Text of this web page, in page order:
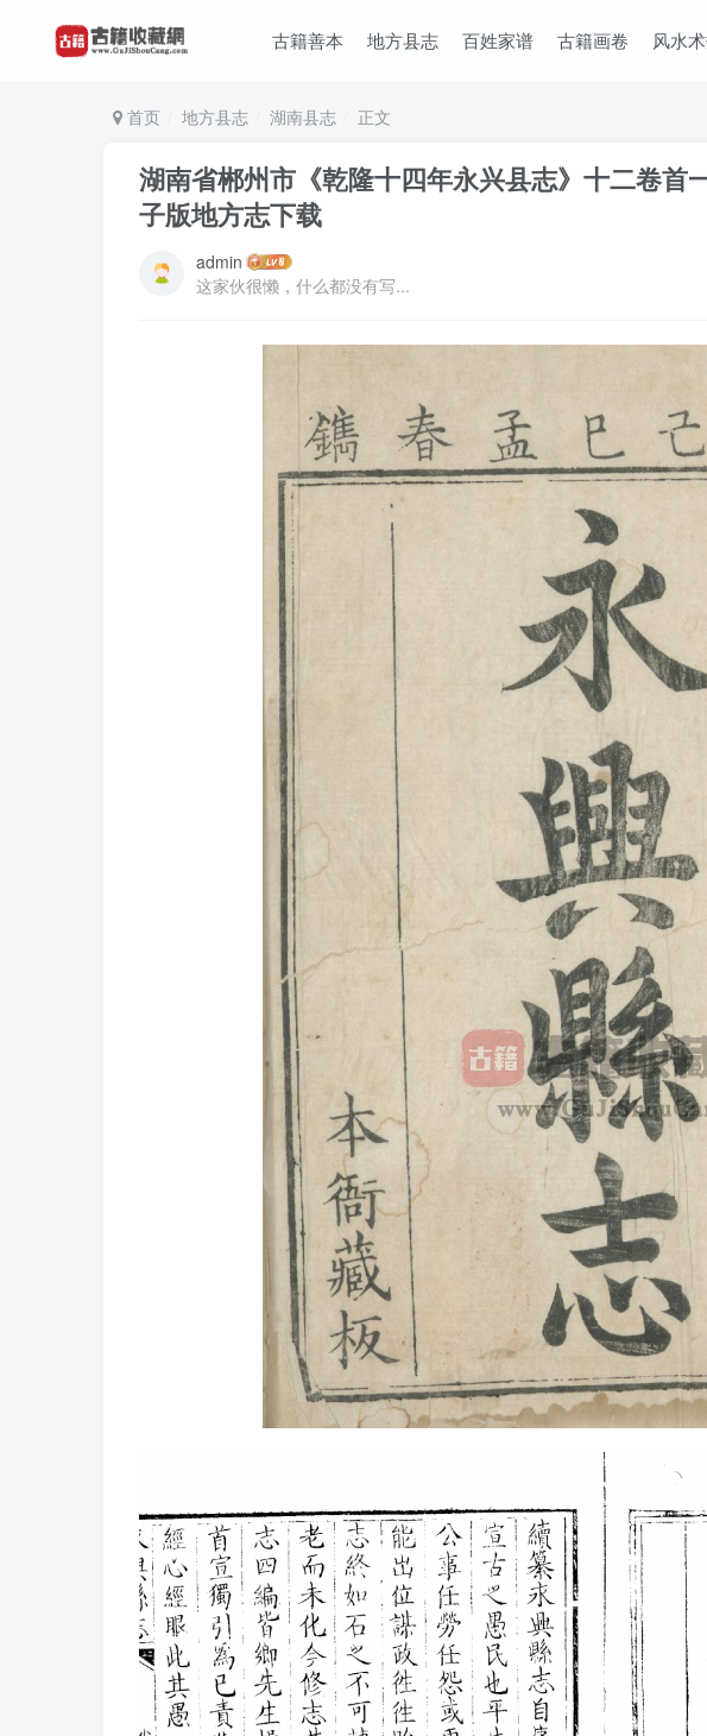
古籍善本 地方县志 百姓家谱 古籍画卷 风水
首页 地方县志 湖南县志 正文
湖南省郴州市《乾隆十四年永兴县志》十二卷首
子版地方志下载
admin
这家伙很懒，什么都没有写...